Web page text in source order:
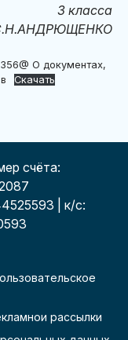
3 класса
О документах,
Скачать
счёта:
| к/с:
рассылки